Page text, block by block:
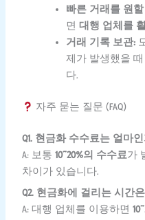
빠른 거래를 원
면 대행 업체를
거래 기록 보관:
제가 발생했을 때
다.
자주 묻는 질문 (FAQ)
Q1. 현금화 수수료는 얼마
A: 보통 10~20%의 수수료가
차이가 있습니다.
Q2. 현금화에 걸리는 시간은
A: 대행 업체를 이용하면